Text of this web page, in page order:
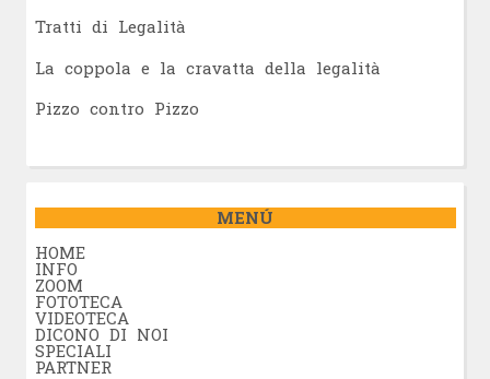
Tratti di Legalità
La coppola e la cravatta della legalità
Pizzo contro Pizzo
MENÚ
HOME
INFO
ZOOM
FOTOTECA
VIDEOTECA
DICONO DI NOI
SPECIALI
PARTNER